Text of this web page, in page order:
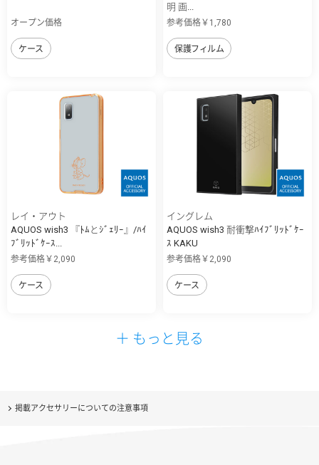
オープン価格
ケース
明 画...
参考価格￥1,780
保護フィルム
レイ・アウト
AQUOS wish3 『ﾄﾑとｼﾞｪﾘｰ』/ﾊｲ
ﾌﾞﾘｯﾄﾞｹｰｽ...
参考価格￥2,090
ケース
イングレム
AQUOS wish3 耐衝撃ﾊｲﾌﾞﾘｯﾄﾞｹｰ
ｽ KAKU
参考価格￥2,090
ケース
＋ もっと見る
掲載アクセサリーについての注意事項